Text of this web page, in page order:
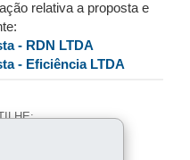
relativa a proposta e
- RDN LTDA
- Eficiência LTDA